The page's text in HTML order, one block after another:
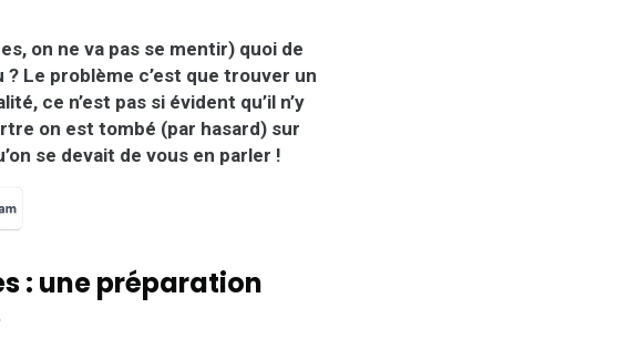
on ne va pas se mentir) quoi de
Le problème c’est que trouver un
ce n’est pas si évident qu’il n’y
on est tombé (par hasard) sur
se devait de vous en parler !
: une préparation